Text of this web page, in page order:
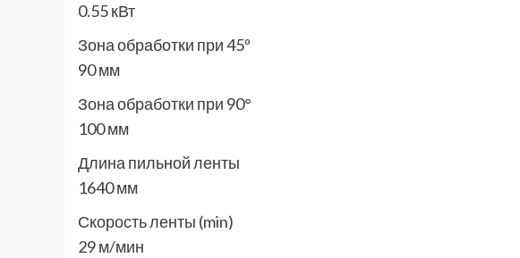
0.55 кВт
Зона обработки при 45º
90 мм
Зона обработки при 90°
100 мм
Длина пильной ленты
1640 мм
Скорость ленты (min)
29 м/мин